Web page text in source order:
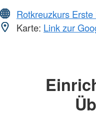
Rotkreuzkurs Erste
Karte: Link zur